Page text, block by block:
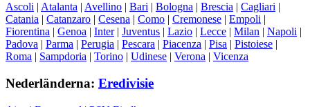
Ascoli | Atalanta | Avellino | Bari | Bologna | Brescia | Cagliari |
Catania | Catanzaro | Cesena | Como | Cremonese | Empoli |
Fiorentina | Genoa | Inter| Juventus | Lazio | Lecce | Milan | Napoli |
Padova | Parma | Perugia | Pescara | Piacenza | Pisa | Pistoiese |
Roma | Sampdoria | Torino | Udinese | Verona | Vicenza
Nederländerna: Eredivisie